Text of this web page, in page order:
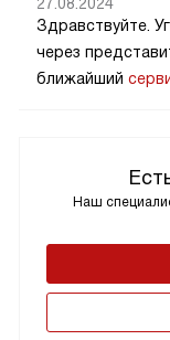
Наш
Здравствуйте.
через
ближайший